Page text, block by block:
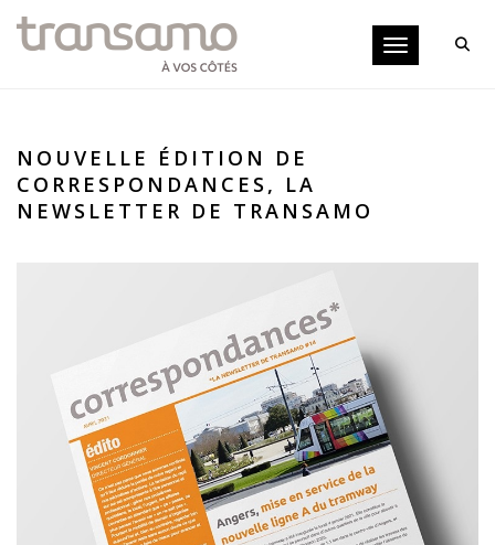
Toggle
NOUVELLE ÉDITION DE
CORRESPONDANCES, LA
NEWSLETTER DE TRANSAMO
Panneau de gestion des cookies